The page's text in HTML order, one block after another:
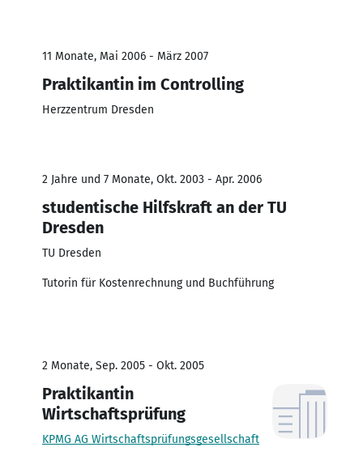
11 Monate, Mai 2006 - März 2007
Praktikantin im Controlling
Herzzentrum Dresden
2 Jahre und 7 Monate, Okt. 2003 - Apr. 2006
studentische Hilfskraft an der TU
Dresden
TU Dresden
Tutorin für Kostenrechnung und Buchführung
2 Monate, Sep. 2005 - Okt. 2005
Praktikantin
Wirtschaftsprüfung
KPMG AG Wirtschaftsprüfungsgesellschaft